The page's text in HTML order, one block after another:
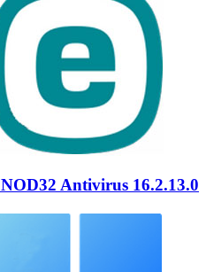
ESET NOD32 Antivirus